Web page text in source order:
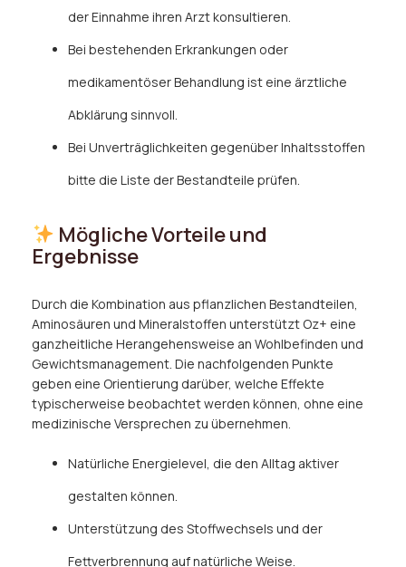
der Einnahme ihren Arzt konsultieren.
Bei bestehenden Erkrankungen oder
medikamentöser Behandlung ist eine ärztliche
Abklärung sinnvoll.
Bei Unverträglichkeiten gegenüber Inhaltsstoffen
bitte die Liste der Bestandteile prüfen.
Mögliche Vorteile und
Ergebnisse
Durch die Kombination aus pflanzlichen Bestandteilen,
Aminosäuren und Mineralstoffen unterstützt Oz+ eine
ganzheitliche Herangehensweise an Wohlbefinden und
Gewichtsmanagement. Die nachfolgenden Punkte
geben eine Orientierung darüber, welche Effekte
typischerweise beobachtet werden können, ohne eine
medizinische Versprechen zu übernehmen.
Natürliche Energielevel, die den Alltag aktiver
gestalten können.
Unterstützung des Stoffwechsels und der
Fettverbrennung auf natürliche Weise.